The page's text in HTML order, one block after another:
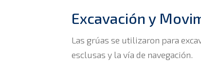
Excavación y
Las grúas se utilizaron para
esclusas y la vía de navegación.